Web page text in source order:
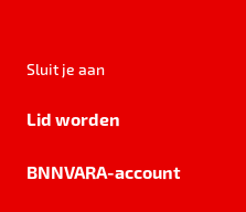
Sluit je aan
Lid worden
BNNVARA-account